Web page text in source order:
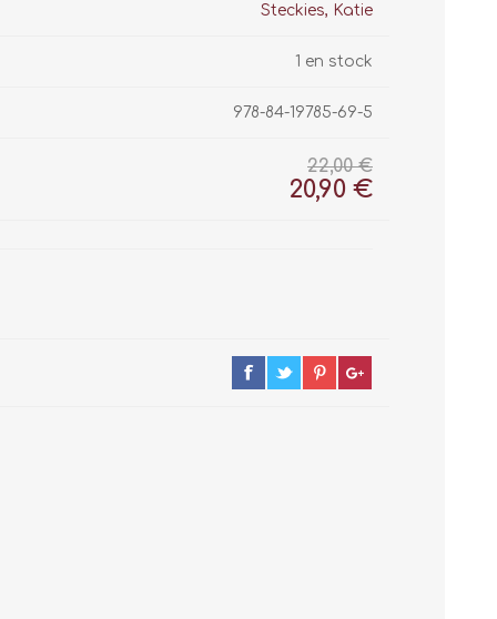
Steckies, Katie
1 en stock
978-84-19785-69-5
22,00 €
20,90 €